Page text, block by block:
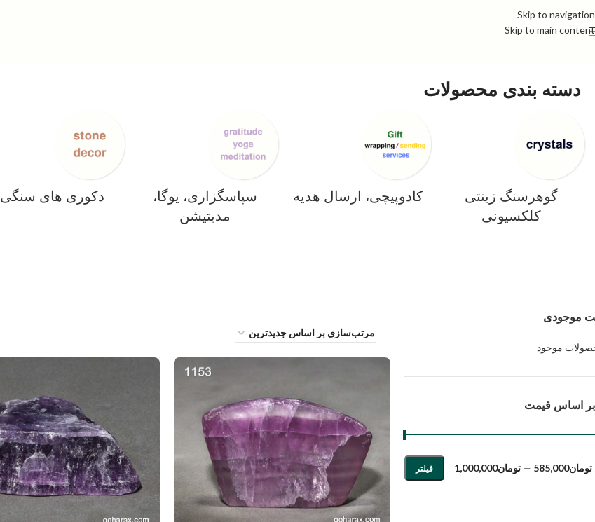
Skip to navigation
Skip to main content
دسته بندی محصولات
گوهرسنگ زینتی
کلکسیونی
کادوپیچی، ارسال هدیه
سپاسگزاری، یوگا،
مدیتیشن
دکوری های سنگی
موجودی
موجود
بر اساس قیمت
فیلتر تومان585,000 —تومان1,000,000